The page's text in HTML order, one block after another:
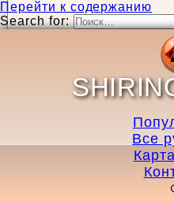
Перейти к содержанию
Search for:
Все